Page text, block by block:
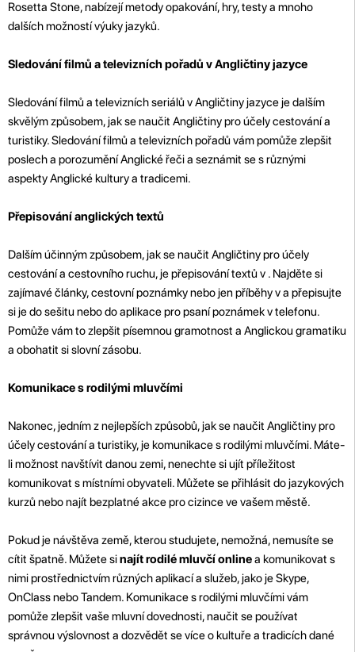
Rosetta Stone, nabízejí metody opakování, hry, testy a mnoho
dalších možností výuky jazyků.
Sledování filmů a televizních pořadů v Angličtiny jazyce
Sledování filmů a televizních seriálů v Angličtiny jazyce je dalším
skvělým způsobem, jak se naučit Angličtiny pro účely cestování a
turistiky. Sledování filmů a televizních pořadů vám pomůže zlepšit
poslech a porozumění Anglické řeči a seznámit se s různými
aspekty Anglické kultury a tradicemi.
Přepisování anglických textů
Dalším účinným způsobem, jak se naučit Angličtiny pro účely
cestování a cestovního ruchu, je přepisování textů v . Najděte si
zajímavé články, cestovní poznámky nebo jen příběhy v a přepisujte
si je do sešitu nebo do aplikace pro psaní poznámek v telefonu.
Pomůže vám to zlepšit písemnou gramotnost a Anglickou gramatiku
a obohatit si slovní zásobu.
Komunikace s rodilými mluvčími
Nakonec, jedním z nejlepších způsobů, jak se naučit Angličtiny pro
účely cestování a turistiky, je komunikace s rodilými mluvčími. Máte-
li možnost navštívit danou zemi, nenechte si ujít příležitost
komunikovat s místními obyvateli. Můžete se přihlásit do jazykových
kurzů nebo najít bezplatné akce pro cizince ve vašem městě.
Pokud je návštěva země, kterou studujete, nemožná, nemusíte se
cítit špatně. Můžete sinajít rodilé mluvčí onlinea komunikovat s
nimi prostřednictvím různých aplikací a služeb, jako je Skype,
OnClass nebo Tandem. Komunikace s rodilými mluvčími vám
pomůže zlepšit vaše mluvní dovednosti, naučit se používat
správnou výslovnost a dozvědět se více o kultuře a tradicích dané